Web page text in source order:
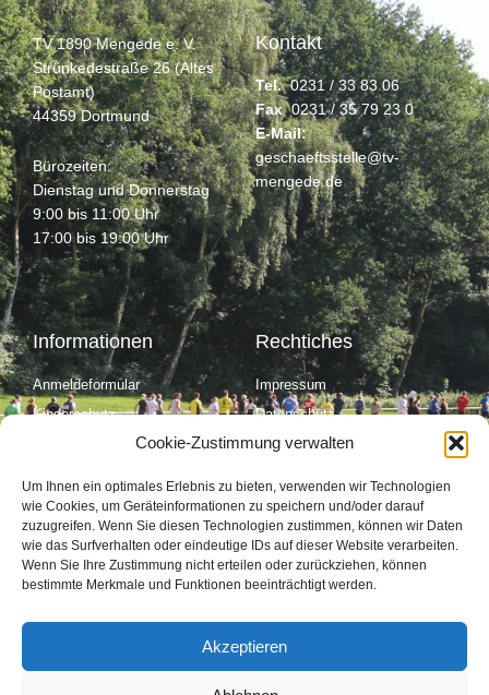
Cookie-Zustimmung verwalten
Um Ihnen ein optimales Erlebnis zu bieten, verwenden wir Technologien
wie Cookies, um Geräteinformationen zu speichern und/oder darauf
zuzugreifen. Wenn Sie diesen Technologien zustimmen, können wir Daten
wie das Surfverhalten oder eindeutige IDs auf dieser Website verarbeiten.
Wenn Sie Ihre Zustimmung nicht erteilen oder zurückziehen, können
bestimmte Merkmale und Funktionen beeinträchtigt werden.
Akzeptieren
TV 1890 Mengede e. V.
Strünkedestraße 26 (Altes
Postamt)
44359 Dortmund
Bürozeiten:
Dienstag und Donnerstag
9:00 bis 11:00 Uhr
17:00 bis 19:00 Uhr
Kontakt
Tel.0231 / 33 83 06
Fax0231 / 35 79 23 0
E-Mail:
geschaeftsstelle@tv-
mengede.de
Informationen
Anmeldeformular
Kinderschutz
Rechtiches
Impressum
Datenschutz
Cookie Richtinie (EU)
Social Media
F
c
T
i
Y
u
I
s